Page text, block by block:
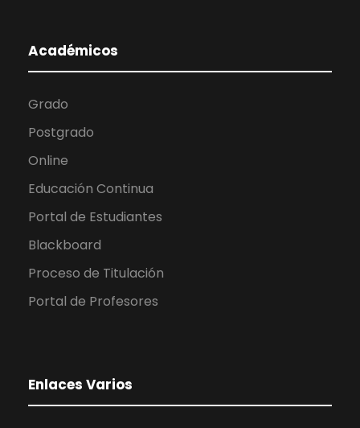
Académicos
Grado
Postgrado
Online
Educación Continua
Portal de Estudiantes
Blackboard
Proceso de Titulación
Portal de Profesores
Enlaces Varios